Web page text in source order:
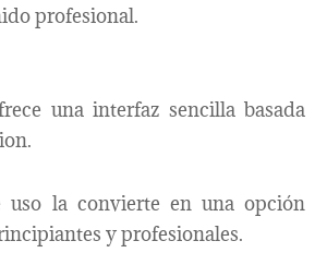
profesional.
una interfaz sencilla basada
uso la convierte en una opción
y profesionales.